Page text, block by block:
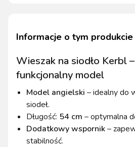
Informacje o tym produkcie
Wieszak na siodło Kerbl
funkcjonalny model
Model angielski – idealny do
siodeł.
Długość: 54 cm – optymalna
Dodatkowy wspornik–
stabilność.